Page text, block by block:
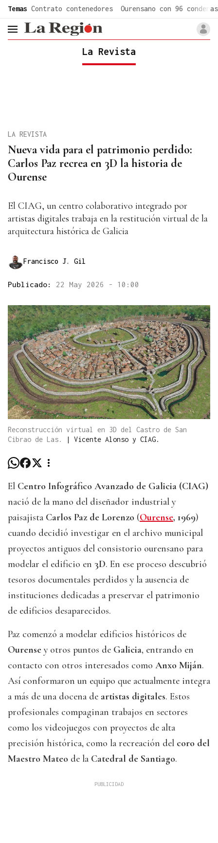
Temas Contrato contenedores Ourensano con 96 condenas
header.menu.open
La Revista
Nueva vida para el patrimonio perdido:
Carlos Paz recrea en 3D la historia de
Ourense
LA REVISTA
El CIAG, un centro colaborativo integrado por
artistas digitales trabaja en la restitución virtual de la
arquitectura histórica de Galicia
Francisco J. Gil
Publicado: 22 May 2026 - 10:00
Reconstrucción virtual en 3D del Castro de San
Cibrao de Las.
| Vicente Alonso y CIAG.
El Centro Infográfico Avanzado de Galicia (CIAG)
nació de la mano del diseñador industrial y
paisajista Carlos Paz de Lorenzo (Ourense, 1969)
cuando decidió investigar en el archivo municipal
proyectos antiguos del consistorio ourensano para
modelar el edificio en 3D. En ese proceso descubrió
tesoros documentales perdidos y la ausencia de
instituciones dedicadas a preservar el patrimonio
de edificios desaparecidos.
Paz comenzó a modelar edificios históricos de
Ourense y otros puntos de Galicia, entrando en
contacto con otros interesados como Anxo Miján.
Así conformaron un equipo que actualmente integra
a más de una docena de artistas digitales. Estos
profesionales compaginan trabajos en sectores
como los videojuegos con proyectos de alta
precisión histórica, como la recreación del coro del
Maestro Mateo de la Catedral de Santiago.